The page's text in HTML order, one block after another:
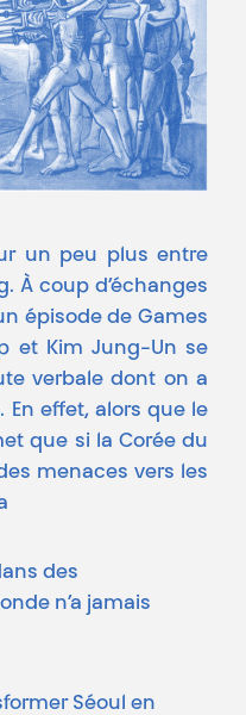
un peu plus entre
À coup d’échanges
épisode de Games
et Kim Jung-Un se
verbale dont on a
En effet, alors que le
que si la Corée du
menaces vers les
des
n’a jamais
Séoul en